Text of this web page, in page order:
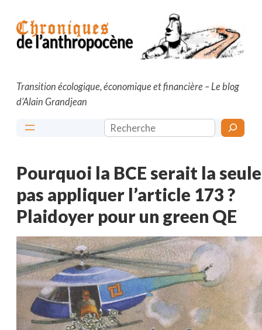
contenu
Transition écologique, économique et financière – Le blog
d’Alain Grandjean
Rechercher
Pourquoi la BCE serait la
pas appliquer l’article 173 ?
Plaidoyer pour un green QE